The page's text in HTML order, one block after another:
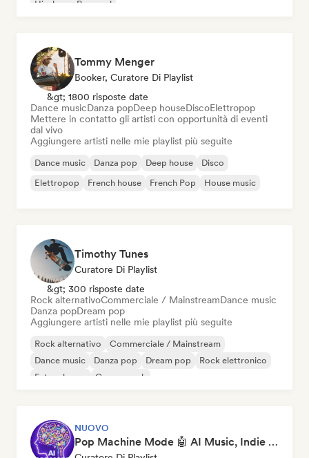
Hip-hop
Pop soul
Tommy Menger
Booker, Curatore Di Playlist
&gt; 1800 risposte date
Dance musicDanza popDeep houseDiscoElettropop
Mettere in contatto gli artisti con opportunità di eventi
dal vivo
Aggiungere artisti nelle mie playlist più seguite
Dance music Danza pop Deep house
Disco
Elettropop
French house French Pop House music
Timothy Tunes
Curatore Di Playlist
&gt; 300 risposte date
Rock alternativoCommerciale / MainstreamDance music
Danza popDream pop
Aggiungere artisti nelle mie playlist più seguite
Rock alternativo
Commerciale / Mainstream
Dance music
Danza pop Dream pop
Rock elettronico
Future house
Garage rock
NUOVO
Pop Machine Mode 🤖 AI Music, Indie Pop & Dream Pop